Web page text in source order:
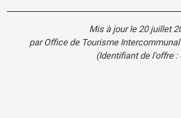
Mis à jour le 20 juillet
par Office de Tourisme
(Identifiant de l'offre :